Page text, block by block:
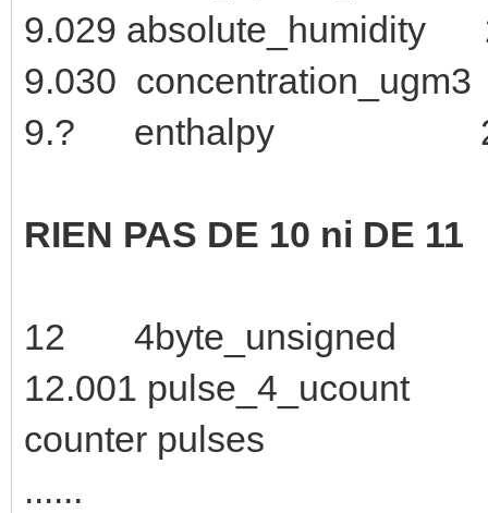
9.029
9.030
9.? enthalpy 2 -
RIEN PAS DE 10 ni DE 11
12 4byte_unsigned
12.001
counter pulses
......